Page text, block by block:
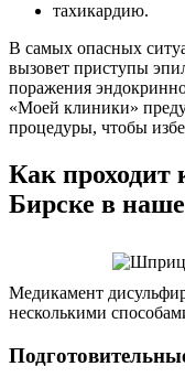
тахикардию.
В самых опасных
вызовет приступы
поражения
«Моей клиники»
процедуры, чтобы
Как проходит
Бирске в
Медикамент
несколькими